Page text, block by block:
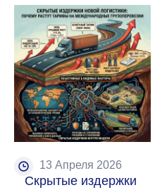
13 Апреля 2026
Скрытые издержки